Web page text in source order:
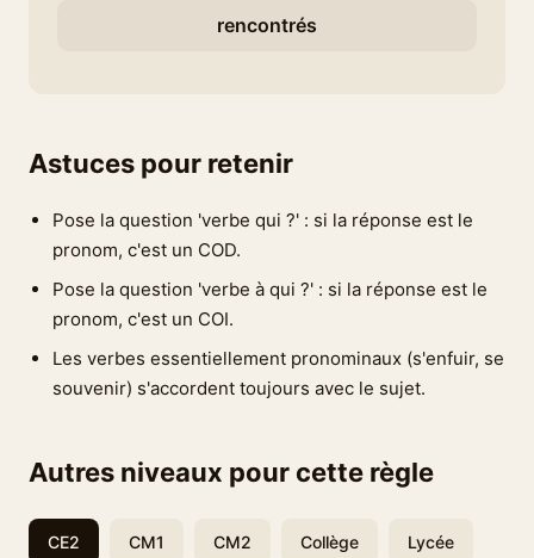
rencontrés
Astuces pour retenir
Pose la question 'verbe qui ?' : si la réponse est le
pronom, c'est un COD.
Pose la question 'verbe à qui ?' : si la réponse est le
pronom, c'est un COI.
Les verbes essentiellement pronominaux (s'enfuir, se
souvenir) s'accordent toujours avec le sujet.
Autres niveaux pour cette règle
CE2 CM1 CM2 Collège Lycée